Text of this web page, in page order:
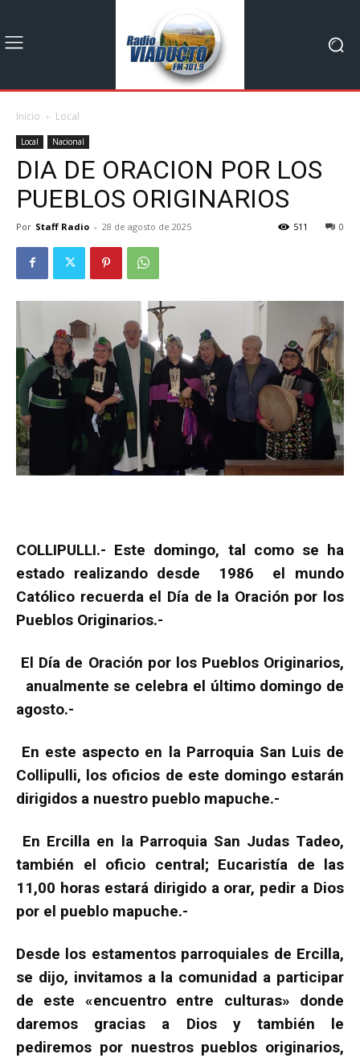
Inicio Local
Local Nacional
DIA DE ORACION POR LOS
PUEBLOS ORIGINARIOS
Por Staff Radio - 28 de agosto de 2025 0
511
COLLIPULLI.- Este domingo, tal como se ha
estado realizando desde 1986 el mundo
Católico recuerda el Día de la Oración por los
Pueblos Originarios.-
El Día de Oración por los Pueblos Originarios,
anualmente se celebra el último domingo de
agosto.-
En este aspecto en la Parroquia San Luis de
Collipulli, los oficios de este domingo estarán
dirigidos a nuestro pueblo mapuche.-
En Ercilla en la Parroquia San Judas Tadeo,
también el oficio central; Eucaristía de las
11,00 horas estará dirigido a orar, pedir a Dios
por el pueblo mapuche.-
Desde los estamentos parroquiales de Ercilla,
se dijo, invitamos a la comunidad a participar
de este «encuentro entre culturas» donde
daremos gracias a Dios y también le
pediremos por nuestros pueblos originarios,